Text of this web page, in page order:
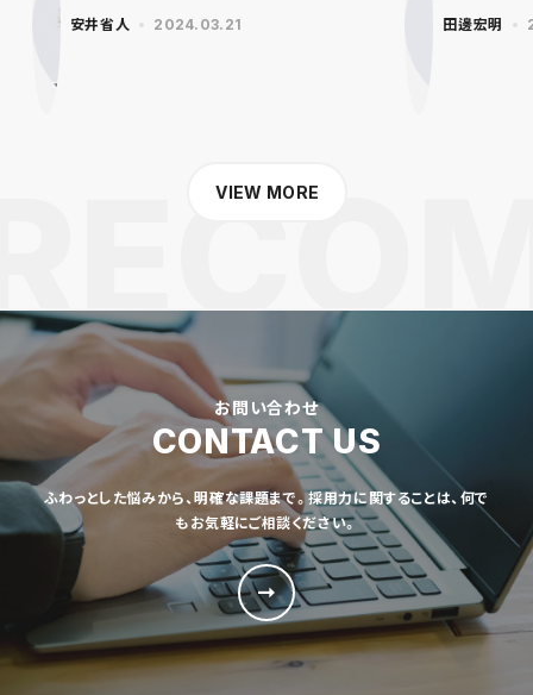
安井省人 2024.03.21 田邊宏明
VIEW MORE
お問い合わせ
CONTACT US
ふわっとした悩みから、明確な課題まで。採用力に関することは、何で
もお気軽にご相談ください。